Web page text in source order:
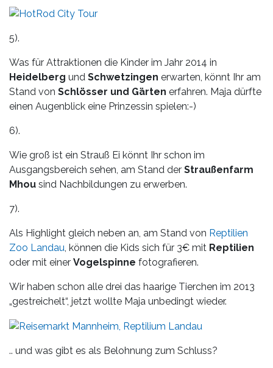
5).
Was für Attraktionen die Kinder im Jahr 2014 in
Heidelberg und Schwetzingen erwarten, könnt Ihr am
Stand von Schlösser und Gärten erfahren. Maja dürfte
einen Augenblick eine Prinzessin spielen:-)
6).
Wie groß ist ein Strauß Ei könnt Ihr schon im
Ausgangsbereich sehen, am Stand der Straußenfarm
Mhou sind Nachbildungen zu erwerben.
7).
Als Highlight gleich neben an, am Stand von Reptilien
Zoo Landau, können die Kids sich für 3€ mit Reptilien
oder mit einer Vogelspinne fotografieren.
Wir haben schon alle drei das haarige Tierchen im 2013
„gestreichelt“, jetzt wollte Maja unbedingt wieder.
.. und was gibt es als Belohnung zum Schluss?